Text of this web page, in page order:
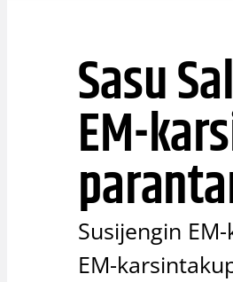
Sasu
EM-
Susijengin
EM-